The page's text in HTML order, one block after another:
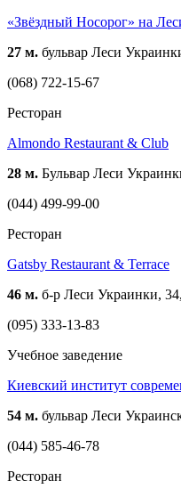
«Звёздный Носорог» на
27 м. бульвар Леси
(068) 722-15-67
Ресторан
Almondo Restaurant & Club
28 м. Бульвар Леси
(044) 499-99-00
Ресторан
Gatsby Restaurant & Terrace
46 м. б-р Леси Украинки,
(095) 333-13-83
Учебное заведение
Киевский институт
54 м. бульвар Леси
(044) 585-46-78
Ресторан